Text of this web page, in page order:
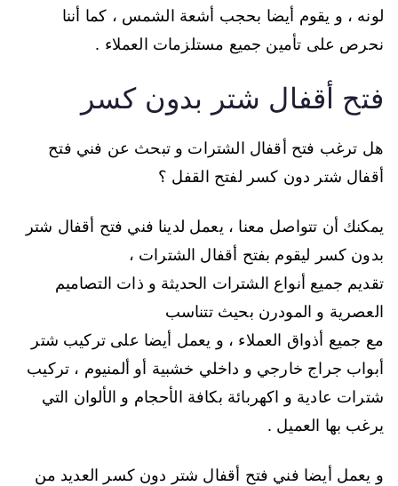
لونه ، و يقوم أيضا بحجب أشعة الشمس ، كما أننا
نحرص على تأمين جميع مستلزمات العملاء .
فتح أقفال شتر بدون كسر
هل ترغب فتح أقفال الشترات و تبحث عن فني فتح
أقفال شتر دون كسر لفتح القفل ؟
يمكنك أن تتواصل معنا ، يعمل لدينا فني فتح أقفال شتر
بدون كسر ليقوم بفتح أقفال الشترات ،
تقديم جميع أنواع الشترات الحديثة و ذات التصاميم
العصرية و المودرن بحيث تتناسب
مع جميع أذواق العملاء ، و يعمل أيضا على تركيب شتر
أبواب جراج خارجي و داخلي خشبية أو ألمنيوم ، تركيب
شترات عادية و اكهربائة بكافة الأحجام و الألوان التي
يرغب بها العميل .
و يعمل أيضا فني فتح أقفال شتر دون كسر العديد من